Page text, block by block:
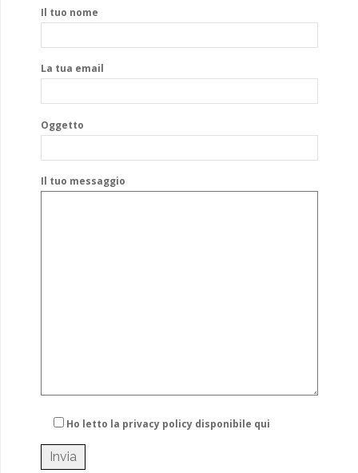
Il tuo nome
La tua email
Oggetto
Il tuo messaggio
Ho letto la privacy policy disponibile qui